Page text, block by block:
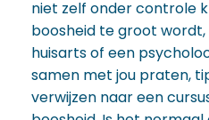
niet zelf onder controle
boosheid te groot
huisarts of een
samen met jou praten,
verwijzen naar een